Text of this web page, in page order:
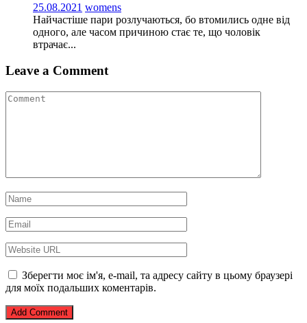
25.08.2021 womens
Найчастіше пари розлучаються, бо втомились одне від
одного, але часом причиною стає те, що чоловік
втрачає...
Leave a Comment
Зберегти моє ім'я, e-mail, та адресу сайту в цьому браузері
для моїх подальших коментарів.